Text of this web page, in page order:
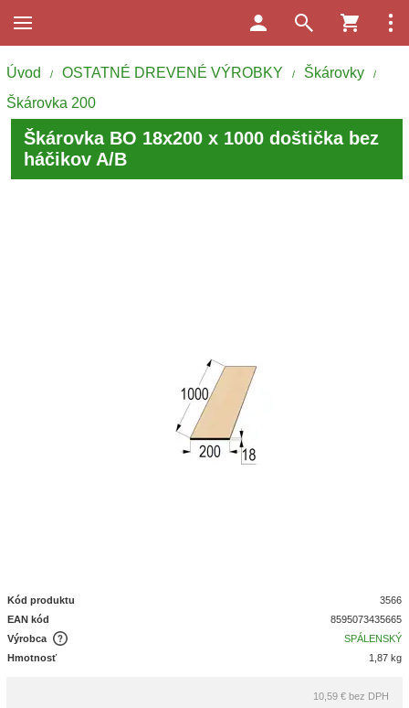
Úvod / OSTATNÉ DREVENÉ VÝROBKY / Škárovky /
Škárovka 200
Škárovka BO 18x200 x 1000 doštička bez
háčikov A/B
Kód produktu
3566
EAN kód
8595073435665
Výrobca
SPÁLENSKÝ
Hmotnosť
1,87 kg
10,59 € bez DPH